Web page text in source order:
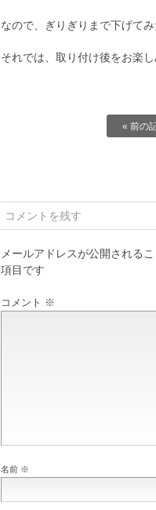
なので、ぎりぎりまで下げて
それでは、取り付け後をお楽
« 前の
コメントを残す
メールアドレスが公開される
項目です
コメント ※
名前 ※